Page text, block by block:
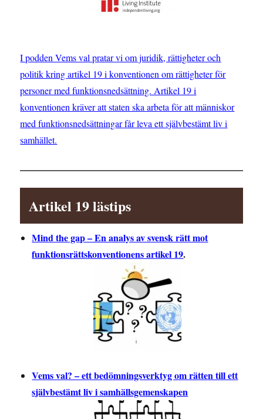
I podden Vems val pratar vi om juridik, rättigheter och
politik kring artikel 19 i konventionen om rättigheter för
personer med funktionsnedsättning. Artikel 19 i
konventionen kräver att staten ska arbeta för att människor
med funktionsnedsättningar får leva ett självbestämt liv i
samhället.
Artikel 19 lästips
Mind the gap – En analys av svensk rätt mot
funktionsrättskonventionens artikel 19.
Vems val? – ett bedömningsverktyg om rätten till ett
självbestämt liv i samhällsgemenskapen